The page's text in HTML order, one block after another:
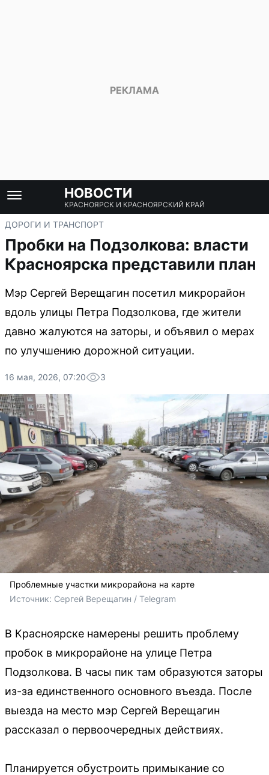
НОВОСТИ
КРАСНОЯРСК И КРАСНОЯРСКИЙ КРАЙ
ДОРОГИ И ТРАНСПОРТ
Пробки на Подзолкова: власти
Красноярска представили план
Мэр Сергей Верещагин посетил микрорайон
вдоль улицы Петра Подзолкова, где жители
давно жалуются на заторы, и объявил о мерах
по улучшению дорожной ситуации.
16 мая, 2026, 07:20 3
Проблемные участки микрорайона на карте
Источник: Сергей Верещагин / Telegram
В Красноярске намерены решить проблему
пробок в микрорайоне на улице Петра
Подзолкова. В часы пик там образуются заторы
из-за единственного основного въезда. После
выезда на место мэр Сергей Верещагин
рассказал о первоочередных действиях.
Планируется обустроить примыкание со